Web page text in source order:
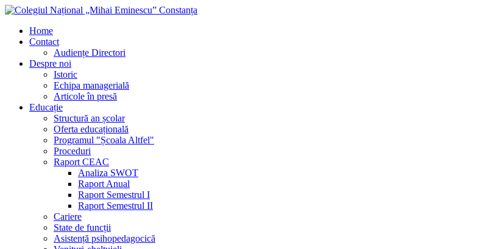
Home
Contact
Audiențe Directori
Despre noi
Istoric
Echipa managerială
Articole în presă
Educație
Structură an școlar
Oferta educațională
Programul "Școala Altfel"
Proceduri
Raport CEAC
Analiza SWOT
Raport Anual
Raport Semestrul I
Raport Semestrul II
Cariere
State de funcții
Asistență psihopedagocică